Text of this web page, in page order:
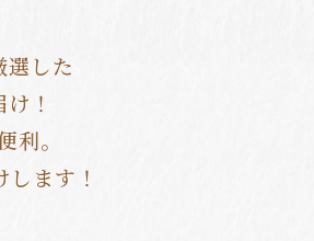
選した
！
。
ます！